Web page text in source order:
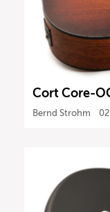
Cort Core-
Bernd Strohm